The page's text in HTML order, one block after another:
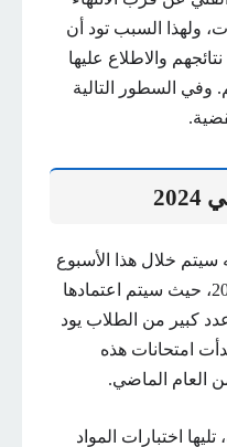
ولهذا السبب تود أن
والاطلاع عليها
وفي السطور التالية
سيتم خلال هذا الأسبوع
إعلان نتائج الدبلومات الفنية 2024، حيث سيتم اعتمادها
كبير من الطلاب يود
امتحانات هذه
تليها اختبارات المواد